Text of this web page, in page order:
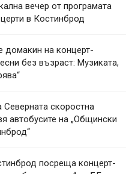
вечер от програмата
в Костинброд
домакин на концерт-
без възраст: Музиката,
Северната скоростна
автобусите на „Общински
посреща концерт-